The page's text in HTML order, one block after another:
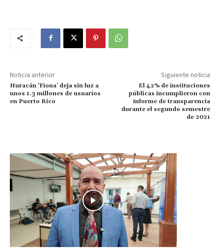
Noticia anterior
Huracán ‘Fiona’ deja sin luz a
unos 1.3 millones de usuarios
en Puerto Rico
Siguiente noticia
El 42% de instituciones
públicas incumplieron con
informe de transparencia
durante el segundo semestre
de 2021